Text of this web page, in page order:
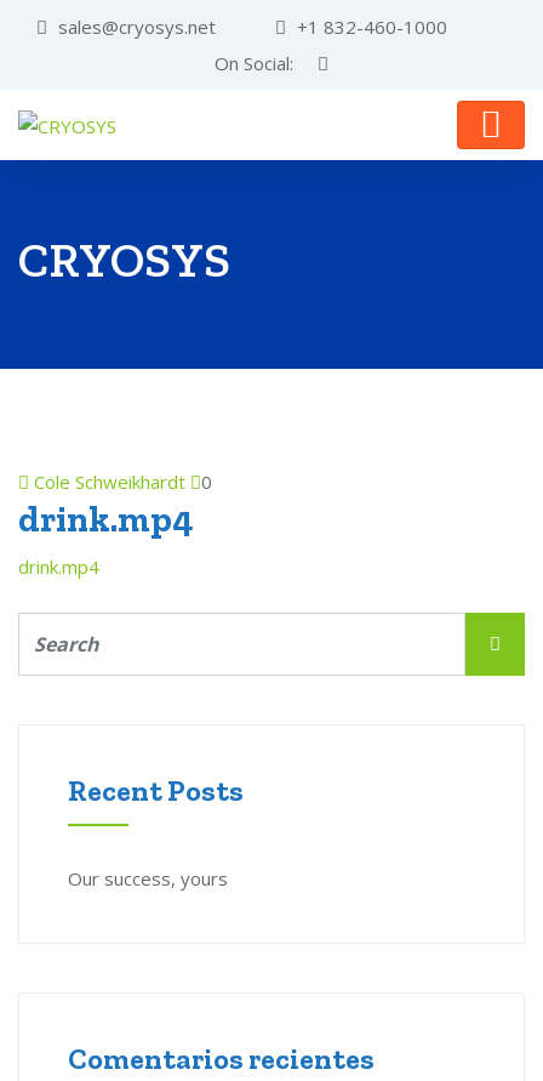
sales@cryosys.net
+1 832-460-1000
On Social:
CRYOSYS
Cole Schweikhardt 0
drink.mp4
drink.mp4
Recent Posts
Our success, yours
Comentarios recientes